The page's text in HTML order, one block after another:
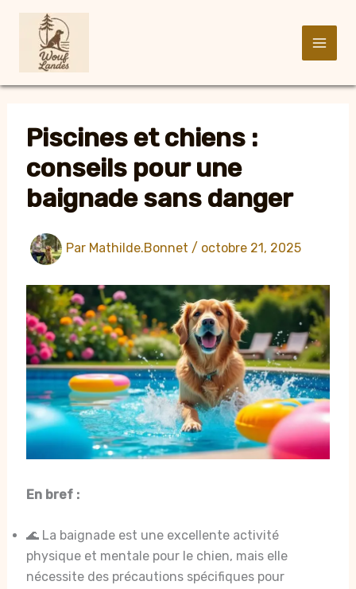
Aller
contenuPiscines et chiens :
conseils pour une
baignade sans danger
Par Mathilde.Bonnet / octobre 21, 2025
En bref :
🌊 La baignade est une excellente activité
physique et mentale pour le chien, mais elle
nécessite des précautions spécifiques pour